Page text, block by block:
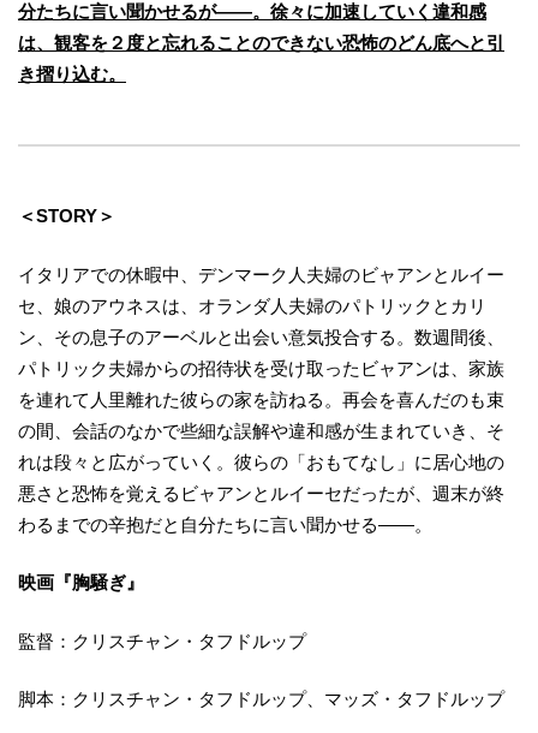
分たちに言い聞かせるが——。徐々に加速していく違和感
は、観客を２度と忘れることのできない恐怖のどん底へと引
き摺り込む。
＜STORY＞
イタリアでの休暇中、デンマーク人夫婦のビャアンとルイー
セ、娘のアウネスは、オランダ人夫婦のパトリックとカリ
ン、その息子のアーベルと出会い意気投合する。数週間後、
パトリック夫婦からの招待状を受け取ったビャアンは、家族
を連れて人里離れた彼らの家を訪ねる。再会を喜んだのも束
の間、会話のなかで些細な誤解や違和感が生まれていき、そ
れは段々と広がっていく。彼らの「おもてなし」に居心地の
悪さと恐怖を覚えるビャアンとルイーセだったが、週末が終
わるまでの辛抱だと自分たちに言い聞かせる——。
映画『胸騒ぎ』
監督：クリスチャン・タフドルップ
脚本：クリスチャン・タフドルップ、マッズ・タフドルップ